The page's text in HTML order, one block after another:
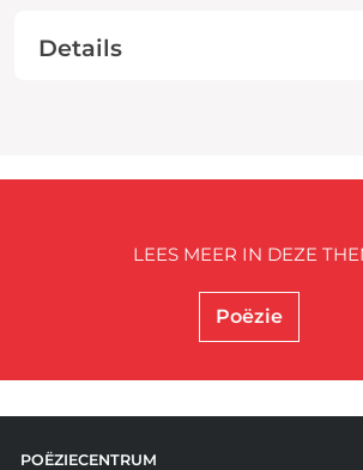
Details
Poëzie
LEES MEER IN DEZE
POËZIECENTRUM